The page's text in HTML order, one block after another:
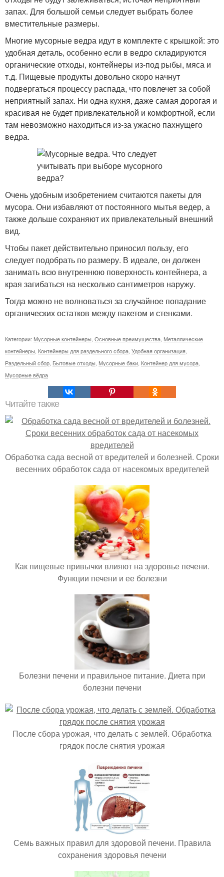
запах. Для большой семьи следует выбрать более
вместительные размеры.
Многие мусорные ведра идут в комплекте с крышкой: это
удобная деталь, особенно если в ведро складируются
органические отходы, контейнеры из-под рыбы, мяса и
т.д. Пищевые продукты довольно скоро начнут
подвергаться процессу распада, что повлечет за собой
неприятный запах. Ни одна кухня, даже самая дорогая и
красивая не будет привлекательной и комфортной, если
там невозможно находиться из-за ужасно пахнущего
ведра.
Очень удобным изобретением считаются пакеты для
мусора. Они избавляют от постоянного мытья ведер, а
также дольше сохраняют их привлекательный внешний
вид.
Чтобы пакет действительно приносил пользу, его
следует подобрать по размеру. В идеале, он должен
занимать всю внутреннюю поверхность контейнера, а
края загибаться на несколько сантиметров наружу.
Тогда можно не волноваться за случайное попадание
органических остатков между пакетом и стенками.
Категории: Мусорные контейнеры Основные преимущества Металлические
контейнеры Контейнеры для раздельного сбора Удобная организация
Раздельный сбор Бытовые отходы Мусорные баки Контейнер для мусора
Мусорные вёдра
Читайте также
Обработка сада весной от вредителей и болезней. Сроки
весенних обработок сада от насекомых вредителей
Как пищевые привычки влияют на здоровье печени.
Функции печени и ее болезни
Болезни печени и правильное питание. Диета при
болезни печени
После сбора урожая, что делать с землей. Обработка
грядок после снятия урожая
Семь важных правил для здоровой печени. Правила
сохранения здоровья печени